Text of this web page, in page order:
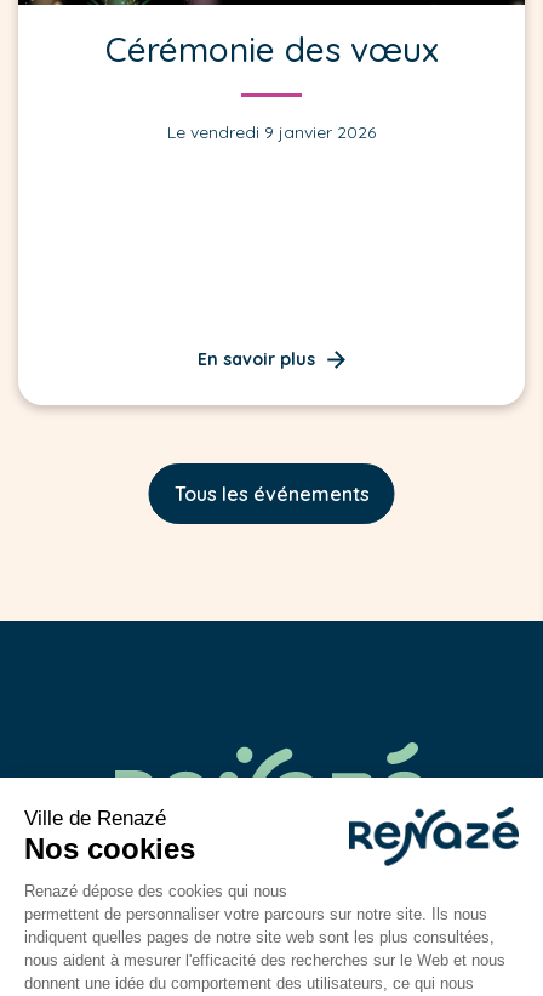
Cérémonie des vœux
Le vendredi 9 janvier 2026
En savoir plus
Tous les événements
02 43 06 40 14
contact@mairie-renaze.fr
Place de l'Europe BP 01
53 800 Renazé